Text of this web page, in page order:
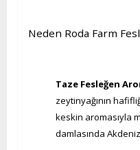
Neden Roda Farm
Taze Fesleğen
zeytinyağının
keskin aromasıyla
damlasında